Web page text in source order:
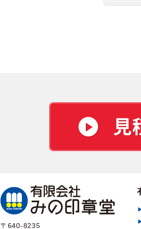
〒640-8235